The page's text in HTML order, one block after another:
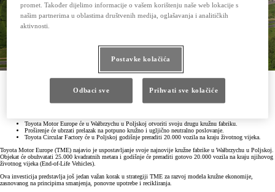
Toyota Motor Europe najavljuje
Toyota Motor Europe će u Wałbrzychu u Poljskoj otvoriti svoju drugu kružnu fabriku.
Proširenje će ubrzati prelazak na potpuno kružno i ugljično neutralno poslovanje.
Toyota Circular Factory će u Poljskoj godišnje preraditi 20.000 vozila na kraju životnog vijeka.
Toyota Motor Europe (TME) najavio je uspostavljanje svoje najnovije kružne fabrike u Wałbrzychu u Poljskoj.
Objekat će obuhvatati 25.000 kvadratnih metara i godišnje će preraditi gotovo 20.000 vozila na kraju njihovog
životnog vijeka (End-of-Life Vehicles).
Ova investicija predstavlja još jedan važan korak u strategiji TME za razvoj modela kružne ekonomije,
zasnovanog na principima smanjenja, ponovne upotrebe i recikliranja.
promet. Također dijelimo informacije o vašem korištenju naše web lokacije s
našim partnerima u oblastima društvenih medija, oglašavanja i analitičkih
aktivnosti.
Postavke kolačića
Odbaci sve Prihvati sve kolačiće